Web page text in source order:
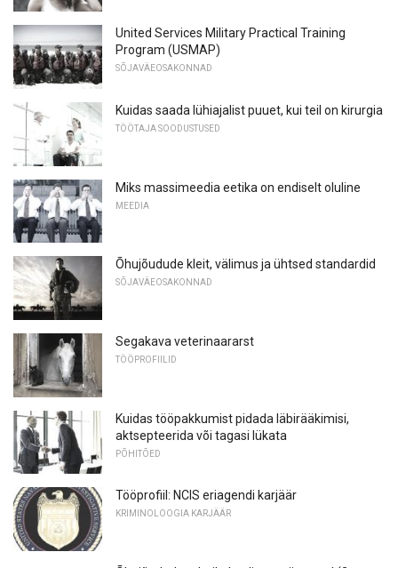
United Services Military Practical Training
Program (USMAP)
SÕJAVÄEOSAKONNAD
Kuidas saada lühiajalist puuet, kui teil on kirurgia
TÖÖTAJA SOODUSTUSED
Miks massimeedia eetika on endiselt oluline
MEEDIA
Õhujõudude kleit, välimus ja ühtsed standardid
SÕJAVÄEOSAKONNAD
Segakava veterinaararst
TÖÖPROFIILID
Kuidas tööpakkumist pidada läbirääkimisi,
aktsepteerida või tagasi lükata
PÕHITÕED
Tööprofiil: NCIS eriagendi karjäär
KRIMINOLOOGIA KARJÄÄR